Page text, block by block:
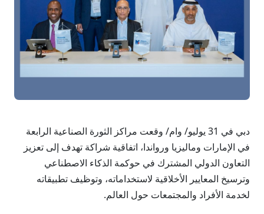
دبي في 31 يوليو/ وام/ وقعت مراكز الثورة الصناعية الرابعة
في الإمارات وماليزيا ورواندا، اتفاقية شراكة تهدف إلى تعزيز
التعاون الدولي المشترك في حوكمة الذكاء الاصطناعي
وترسيخ المعايير الأخلاقية لاستخداماته، وتوظيف تطبيقاته
لخدمة الأفراد والمجتمعات حول العالم.